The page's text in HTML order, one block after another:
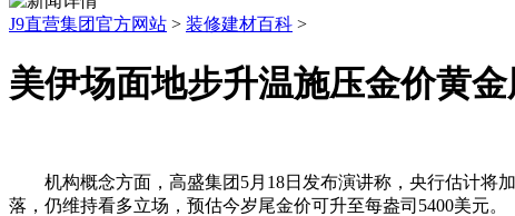
J9直营集团官方网站 > 装修建材百科 >
美伊场面地步升温施压金价黄
机构概念方面，高盛集团5月18日发布演讲称，央行估计将加
落，仍维持看多立场，预估今岁尾金价可升至每盎司5400美元。